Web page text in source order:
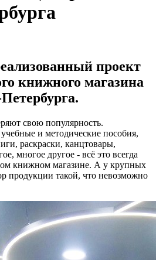
проект
книжного магазина
свою популярность.
и методические пособия,
раскраски, канцтовары,
многое другое - всё это всегда
книжном магазине. А у крупных
продукции такой, что невозможно